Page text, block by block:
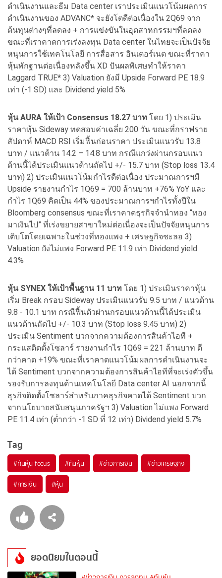
ดำเนินงานและธีม Data center เราประเมินแนวโน้มผลการ
ดำเนินงานของ ADVANC* จะยังโตดีต่อเนื่องใน 2Q69 จาก
ต้นทุนต่างๆที่ลดลง + การแข่งขันในอุตสาหกรรมฯที่ลดลง
ขณะที่เราคาดการเร่งลงทุน Data center ในไทยจะเป็นปัจจัย
หนุนการใช้เทคโนโลยี การสื่อสาร อินเตอร์เนต ขณะที่ราคา
หุ้นพักฐานต่อเนื่องหลังขึ้น XD ปันผลพิเศษทำให้ราคา
Laggard TRUE* 3) Valuation ยังมี Upside Forward PE 18.9
เท่า (-1 SD) และ Dividend yield 5%
หุ้น AURA ให้เป้า Consensus 18.27 บาท โดย 1) ประเมิน
ราคาหุ้น Sideway ทดสอบค่าเฉลี่ย 200 วัน ขณะที่กราฟราย
สัปดาห์ MACD RSI เริ่มฟื้นก่อนราคา ประเมินแนวรับ 13.8
บาท / แนวต้าน 14.2 – 14.8 บาท กรณีแกว่งผ่านกรอบแนว
ต้านนี้ได้ประเมินแนวต้านถัดไป +/- 15.7 บาท (Stop loss 13.4
บาท) 2) ประเมินแนวโน้มกำไรดีต่อเนื่อง ประมาณการฯมี
Upside รายงานกำไร 1Q69 = 700 ล้านบาท +76% YoY และ
กำไร 1Q69 คิดเป็น 44% ของประมาณการฯกำไรทั้งปีใน
Bloomberg consensus ขณะที่เราคาดธุรกิจจำนำทอง “ทอง
มาเงินไป” ที่เร่งขยายสาขาใหม่ต่อเนื่องจะเป็นปัจจัยหนุนการ
เติบโตโดยเฉพาะในช่วงที่ทองแพง + เศรษฐกิจชะลอ 3)
Valuation ยังไม่แพง Forward PE 11.9 เท่า Dividend yield
4.3%
หุ้น SYNEX ให้เป้าพื้นฐาน 11 บาท โดย 1) ประเมินราคาหุ้น
เริ่ม Break กรอบ Sideway ประเมินแนวรับ 9.5 บาท / แนวต้าน
9.8 - 10.1 บาท กรณีฟื้นตัวผ่านกรอบแนวต้านนี้ได้ประเมิน
แนวต้านถัดไป +/- 10.3 บาท (Stop loss 9.45 บาท) 2)
ประเมิน Sentiment บวกจากความต้องการสินค้าไอที +
กระแสติดตั้งโซลาร์ รายงานกำไร 1Q69 = 221 ล้านบาท ดี
กว่าคาด +19% ขณะที่เราคาดแนวโน้มผลการดำเนินงานจะ
ได้ Sentiment บวกจากความต้องการสินค้าไอทีที่จะเร่งตัวขึ้น
รองรับการลงทุนด้านเทคโนโลยี Data center AI นอกจากนี้
ธุรกิจติดตั้งโซลาร์สำหรับภาคธุรกิจคาดได้ Sentiment บวก
จากนโยบายสนับสนุนภาครัฐฯ 3) Valuation ไม่แพง Forward
PE 11.4 เท่า (ต่ำกว่า -1 SD ที่ 12 เท่า) Dividend yield 5.7%
Tag
#ทันหุ้น focus #ทันหุ้น #ข่าวการเงิน #ข่าวเศรษฐกิจ
#การเงิน #หุ้น
ยอดนิยมในตอนนี้